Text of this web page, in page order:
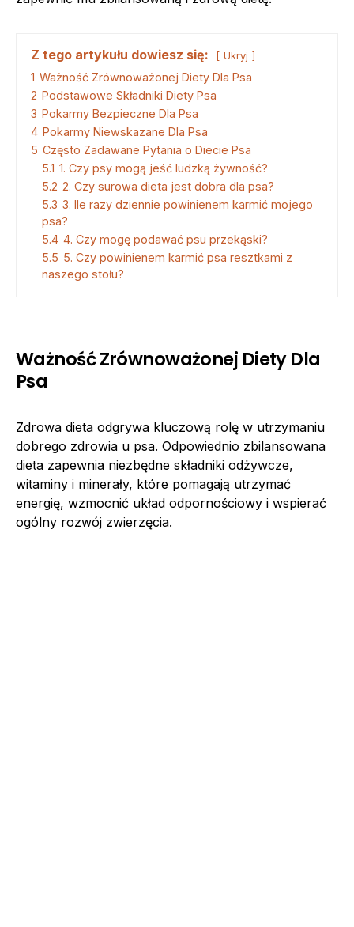
Z tego artykułu dowiesz się: Ukryj
1 Ważność Zrównoważonej Diety Dla Psa
2 Podstawowe Składniki Diety Psa
3 Pokarmy Bezpieczne Dla Psa
4 Pokarmy Niewskazane Dla Psa
5 Często Zadawane Pytania o Diecie Psa
5.1 1. Czy psy mogą jeść ludzką żywność?
5.2 2. Czy surowa dieta jest dobra dla psa?
5.3 3. Ile razy dziennie powinienem karmić mojego
psa?
5.4 4. Czy mogę podawać psu przekąski?
5.5 5. Czy powinienem karmić psa resztkami z
naszego stołu?
Ważność Zrównoważonej Diety Dla
Psa
Zdrowa dieta odgrywa kluczową rolę w utrzymaniu
dobrego zdrowia u psa. Odpowiednio zbilansowana
dieta zapewnia niezbędne składniki odżywcze,
witaminy i minerały, które pomagają utrzymać
energię, wzmocnić układ odpornościowy i wspierać
ogólny rozwój zwierzęcia.